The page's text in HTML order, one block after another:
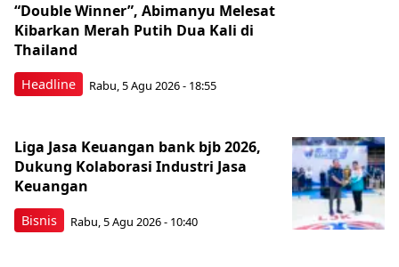
Headline
“Double Winner”, Abimanyu Melesat
Kibarkan Merah Putih Dua Kali di
Thailand
Rabu, 5 Agu 2026 - 18:55
Bisnis
Liga Jasa Keuangan bank bjb 2026,
Dukung Kolaborasi Industri Jasa
Keuangan
Rabu, 5 Agu 2026 - 10:40